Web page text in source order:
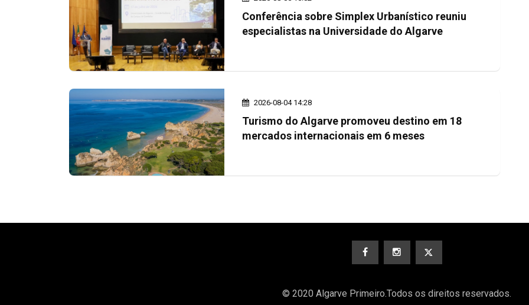
Conferência sobre Simplex Urbanístico reuniu
especialistas na Universidade do Algarve
2026-08-04 14:28
Turismo do Algarve promoveu destino em 18
mercados internacionais em 6 meses
© 2020 Algarve Primeiro.Todos os direitos reservados.